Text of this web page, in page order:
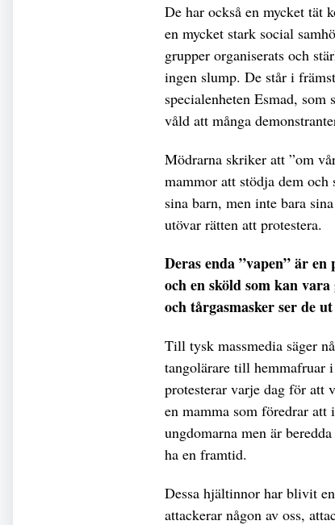
De har också en mycket tät
en mycket stark social
grupper organiserats och
ingen slump. De står i
specialenheten Esmad, som
våld att många
Mödrarna skriker att ”om
mammor att stödja dem
sina barn, men inte bara
utövar rätten att protestera.
Deras enda ”vapen” är
och en sköld som kan
och tårgasmasker ser de
Till tysk massmedia säger
tangolärare till
protesterar varje dag för att
en mamma som föredrar
ungdomarna men är
ha en framtid.
Dessa hjältinnor har blivit
attackerar någon av oss,